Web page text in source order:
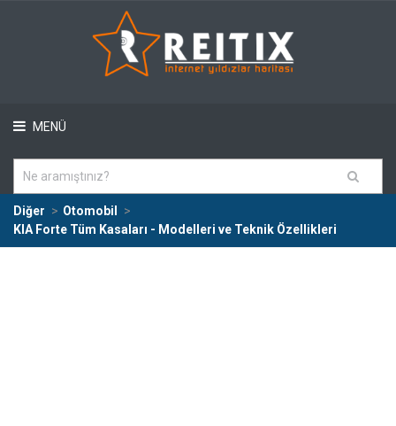
MENÜ
Diğer
Otomobil
KIA Forte Tüm Kasaları - Modelleri ve Teknik Özellikleri